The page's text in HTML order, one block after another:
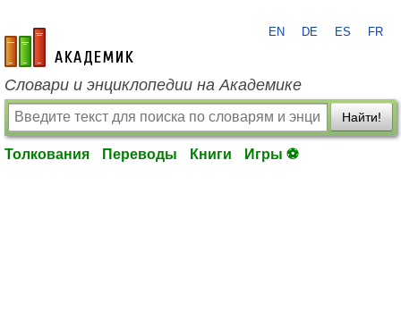
academic.ru
EN DE ES FR
Словари и энциклопедии на Академике
Найти!
Толкования Переводы Книги Игры ⚽